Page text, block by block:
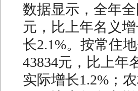
数据显示，全年
元，比上年名义
长2.1%。按常住
43834元，比上年
实际增长1.2%；